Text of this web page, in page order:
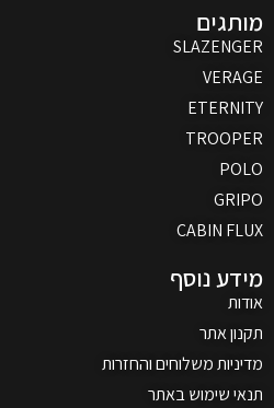
מותגים
SLAZENGER
VERAGE
ETERNITY
TROOPER
POLO
GRIPO
CABIN FLUX
מידע נוסף
אודות
תקנון אתר
מדיניות משלוחים והחזרות
תנאי שימוש באתר